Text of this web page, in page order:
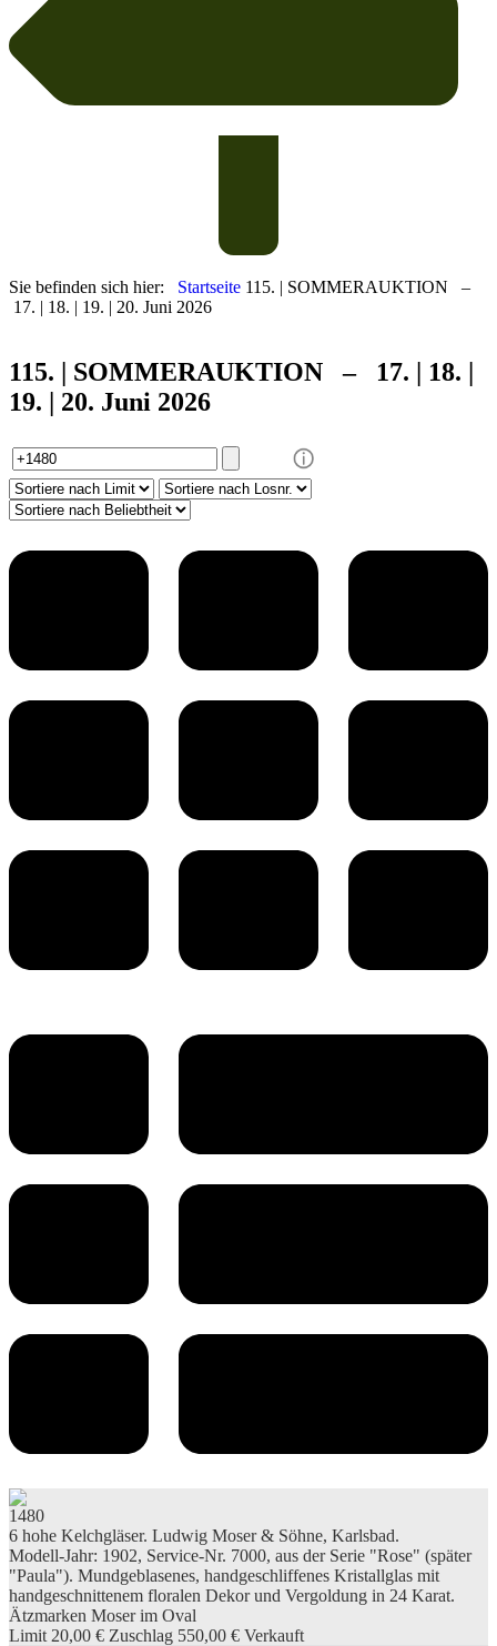
Sie befinden sich hier: Startseite 115. | SOMMERAUKTION –
17. | 18. | 19. | 20. Juni 2026
115. | SOMMERAUKTION – 17. | 18. |
19. | 20. Juni 2026
1480
6 hohe Kelchgläser. Ludwig Moser & Söhne, Karlsbad.
Modell-Jahr: 1902, Service-Nr. 7000, aus der Serie "Rose" (später
"Paula"). Mundgeblasenes, handgeschliffenes Kristallglas mit
handgeschnittenem floralen Dekor und Vergoldung in 24 Karat.
Ätzmarken Moser im Oval
Limit 20,00 € Zuschlag 550,00 € Verkauft